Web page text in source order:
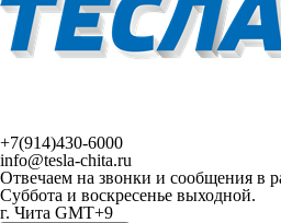
+7(914)430-6000
info@tesla-chita.ru
Отвечаем на звонки и сообщения в
Суббота и воскресенье выходной.
г. Чита GMT+9